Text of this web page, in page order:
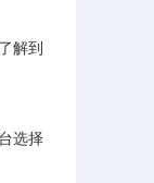
解到
选择